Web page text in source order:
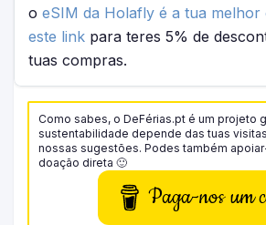
o eSIM da Holafly é a tua melhor
este link para teres 5% de
tuas compras.
Como sabes, o DeFérias.pt é um projeto
sustentabilidade depende das tuas
nossas sugestões. Podes também
doação direta 🙂
Paga-nos um